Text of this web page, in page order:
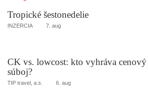
Tropické šestonedelie
INZERCIA 7. aug
CK vs. lowcost: kto vyhráva cenový
súboj?
TIP travel, a.s. 6. aug